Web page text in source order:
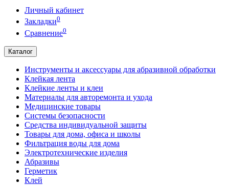
Личный кабинет
Закладки0
Сравнение0
Каталог
Инструменты и аксессуары для абразивной обработки
Клейкая лента
Клейкие ленты и клеи
Материалы для авторемонта и ухода
Медицинские товары
Системы безопасности
Средства индивидуальной защиты
Товары для дома, офиса и школы
Фильтрация воды для дома
Электротехнические изделия
Абразивы
Герметик
Клей